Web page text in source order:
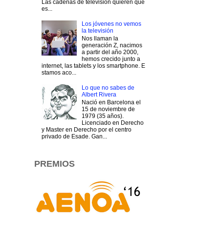
Las cadenas de televisión quieren que
es...
Los jóvenes no vemos
la televisión
Nos llaman la
generación Z, nacimos
a partir del año 2000,
hemos crecido junto a
internet, las tablets y los smartphone. E
stamos aco...
Lo que no sabes de
Albert Rivera
Nació en Barcelona el
15 de noviembre de
1979 (35 años).
Licenciado en Derecho
y Master en Derecho por el centro
privado de Esade. Gan...
PREMIOS